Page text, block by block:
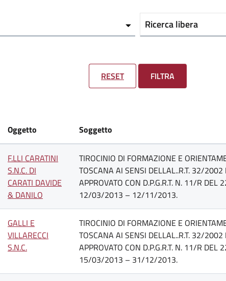
Ricerca libera
RESET FILTRA
Oggetto Soggetto
F.LLI CARATINI
S.N.C. DI
CARATI DAVIDE
& DANILO
TIROCINIO DI FORMAZIONE E
TOSCANA AI SENSI DELLAL..R.T. 32/2002
APPROVATO CON D.P.G.R.T. N. 11/R
12/03/2013 – 12/11/2013.
GALLI E
VILLARECCI
S.N.C.
TIROCINIO DI FORMAZIONE E
TOSCANA AI SENSI DELLAL..R.T. 32/2002
APPROVATO CON D.P.G.R.T. N. 11/R
15/03/2013 – 31/12/2013.